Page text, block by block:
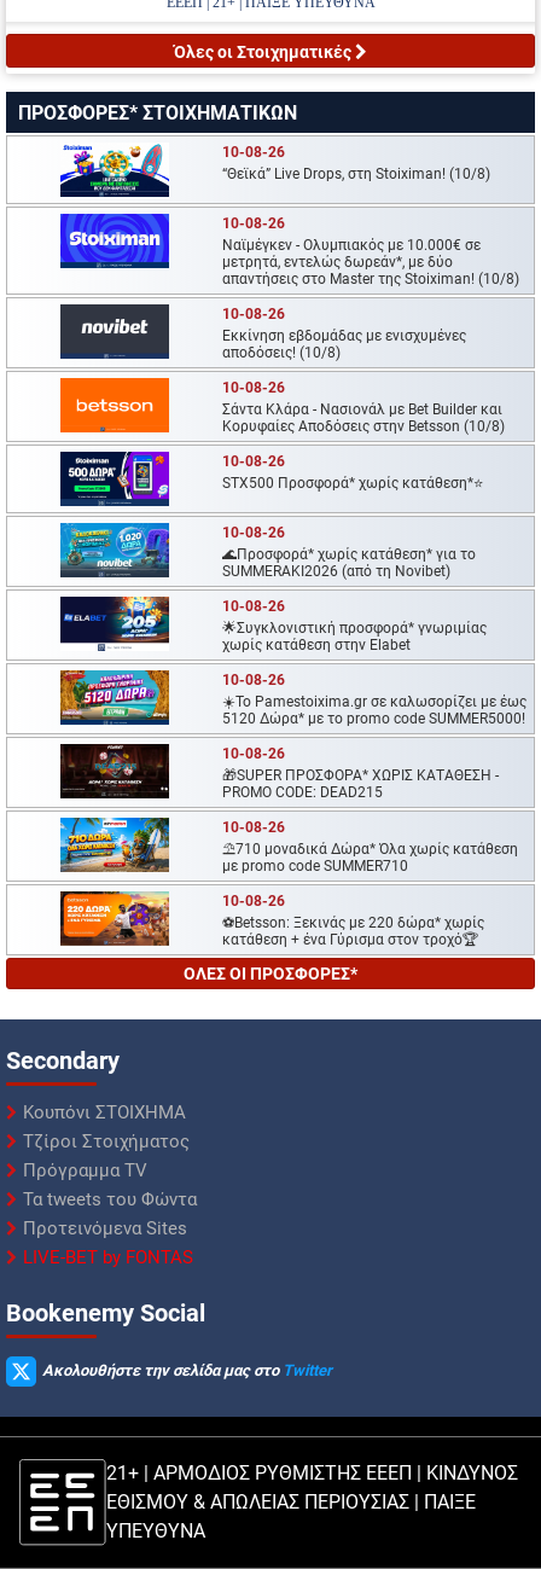
Όλες οι Στοιχηματικές
ΠΡΟΣΦΟΡΕΣ* ΣΤΟΙΧΗΜΑΤΙΚΩΝ
10-08-26
“Θεϊκά” Live Drops, στη Stoiximan! (10/8)
10-08-26
Ναϊμέγκεν - Ολυμπιακός με 10.000€ σε
μετρητά, εντελώς δωρεάν*, με δύο
απαντήσεις στο Master της Stoiximan! (10/8)
10-08-26
Εκκίνηση εβδομάδας με ενισχυμένες
αποδόσεις! (10/8)
10-08-26
Σάντα Κλάρα - Νασιονάλ με Bet Builder και
Κορυφαίες Αποδόσεις στην Betsson (10/8)
10-08-26
STX500 Προσφορά* χωρίς κατάθεση*⭐
10-08-26
🌊Προσφορά* χωρίς κατάθεση* για το
SUMMERAKI2026 (από τη Novibet)
10-08-26
🌟Συγκλονιστική προσφορά* γνωριμίας
χωρίς κατάθεση στην Elabet
10-08-26
☀️To Pamestoixima.gr σε καλωσορίζει με έως
5120 Δώρα* με το promo code SUMMER5000!
10-08-26
🎁SUPER ΠΡΟΣΦΟΡΑ* ΧΩΡΙΣ ΚΑΤΑΘΕΣΗ -
PROMO CODE: DEAD215
10-08-26
⛱️710 μοναδικά Δώρα* Όλα χωρίς κατάθεση
με promo code SUMMER710
10-08-26
⚽Betsson: Ξεκινάς με 220 δώρα* χωρίς
κατάθεση + ένα Γύρισμα στον τροχό🏆
ΟΛΕΣ ΟΙ ΠΡΟΣΦΟΡΕΣ*
Secondary
Κουπόνι ΣΤΟΙΧΗΜΑ
Τζίροι Στοιχήματος
Πρόγραμμα TV
Τα tweets του Φώντα
Προτεινόμενα Sites
LIVE-BET by FONTAS
Βookenemy Social
Ακολουθήστε την σελίδα μας στο Twitter
21+ | ΑΡΜΟΔΙΟΣ ΡΥΘΜΙΣΤΗΣ ΕΕΕΠ | ΚΙΝΔΥΝΟΣ
ΕΘΙΣΜΟΥ & ΑΠΩΛΕΙΑΣ ΠΕΡΙΟΥΣΙΑΣ | ΠΑΙΞΕ
ΥΠΕΥΘΥΝΑ